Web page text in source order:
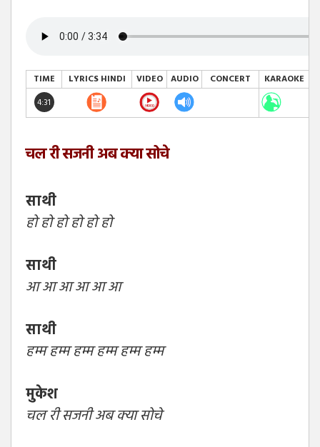
TIME LYRICS HINDI VIDEO AUDIO CONCERT KARAOKE
4:31
चल री सजनी अब क्या सोचे
साथी
हो हो हो हो हो हो
साथी
आ आ आ आ आ आ
साथी
हम्म हम्म हम्म हम्म हम्म हम्म
मुकेश
चल री सजनी अब क्या सोचे